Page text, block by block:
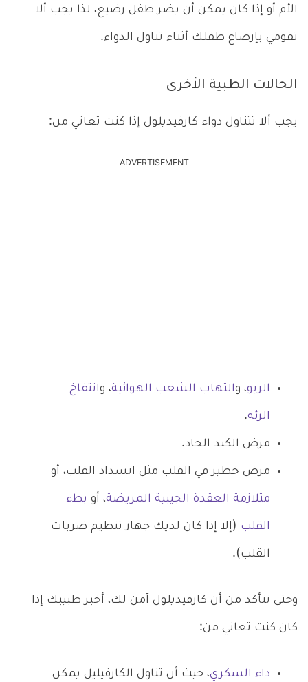
الأم أو إذا كان يمكن أن يضر طفل رضيع، لذا يجب ألا
تقومي بإرضاع طفلك أثناء تناول الدواء.
الحالات الطبية الأخرى
يجب ألا تتناول دواء كارفيديلول إذا كنت تعاني من:
ADVERTISEMENT
الربو، والتهاب الشعب الهوائية، وانتفاخ
الرئة.
مرض الكبد الحاد.
مرض خطير في القلب مثل انسداد القلب، أو
متلازمة العقدة الجيبية المريضة، أو بطء
القلب (إلا إذا كان لديك جهاز تنظيم ضربات
القلب).
وحتى تتأكد من أن كارفيديلول آمن لك، أخبر طبيبك إذا
كان كنت تعاني من:
داء السكري، حيث أن تناول الكارفيليل يمكن